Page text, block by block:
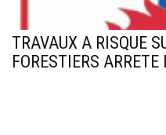
TRAVAUX A RISQUE
FORESTIERS ARRETE